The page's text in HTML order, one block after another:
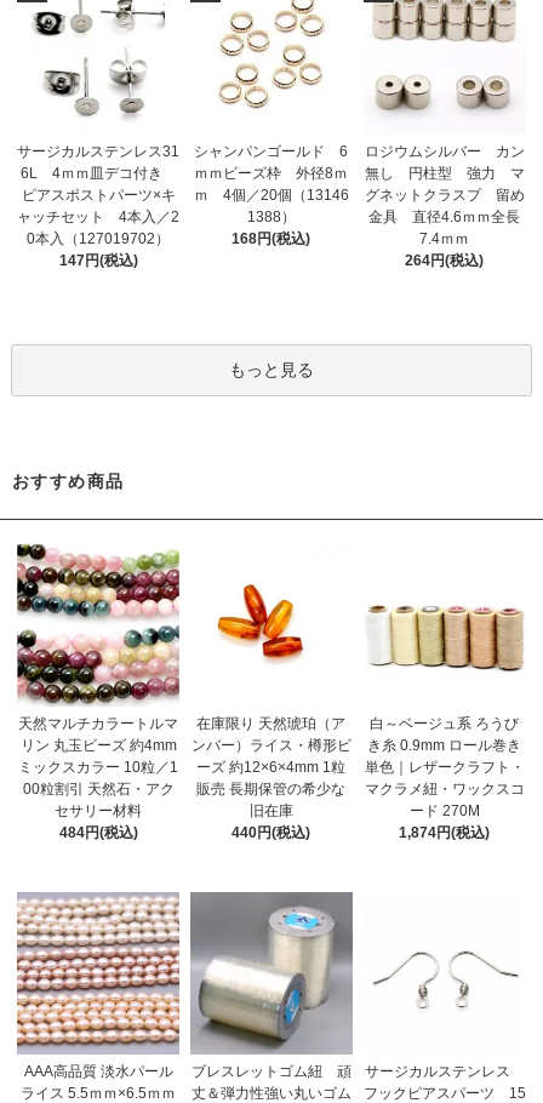
サージカルステンレス31
6L 4ｍｍ皿デコ付き
ピアスポストパーツ×キ
ャッチセット 4本入／2
0本入（127019702）
147円(税込)
シャンパンゴールド 6
ｍｍビーズ枠 外径8ｍ
ｍ 4個／20個（13146
1388）
168円(税込)
ロジウムシルバー カン
無し 円柱型 強力 マ
グネットクラスプ 留め
金具 直径4.6ｍｍ全長
7.4ｍｍ
264円(税込)
もっと見る
おすすめ商品
天然マルチカラートルマ
リン 丸玉ビーズ 約4mm
ミックスカラー 10粒／1
00粒割引 天然石・アク
セサリー材料
484円(税込)
在庫限り 天然琥珀（ア
ンバー）ライス・樽形ビ
ーズ 約12×6×4mm 1粒
販売 長期保管の希少な
旧在庫
440円(税込)
白～ベージュ系 ろうび
き糸 0.9mm ロール巻き
単色｜レザークラフト・
マクラメ紐・ワックスコ
ード 270M
1,874円(税込)
AAA高品質 淡水パール
ライス 5.5ｍｍ×6.5ｍｍ
ブレスレットゴム紐 頑
丈＆弾力性強い丸いゴム
サージカルステンレス
フックピアスパーツ 15